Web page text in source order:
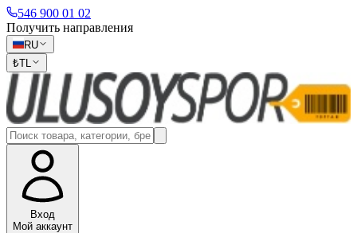
546 900 01 02
Получить направления
RU
₺TL
Вход
Мой аккаунт